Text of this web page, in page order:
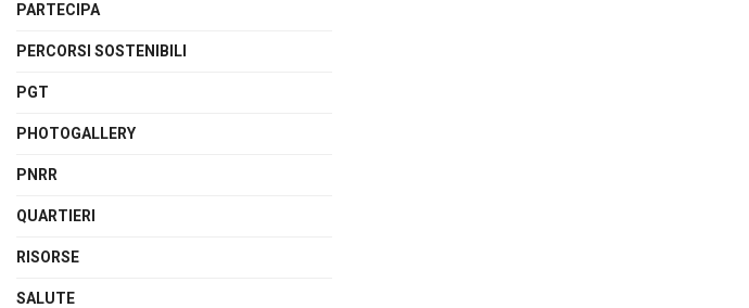
PARTECIPA
PERCORSI SOSTENIBILI
PGT
PHOTOGALLERY
PNRR
QUARTIERI
RISORSE
SALUTE